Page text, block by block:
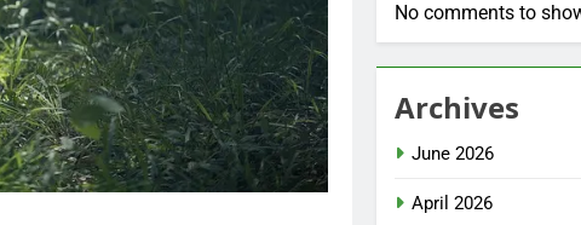
No comments to
Archives
June 2026
April 2026